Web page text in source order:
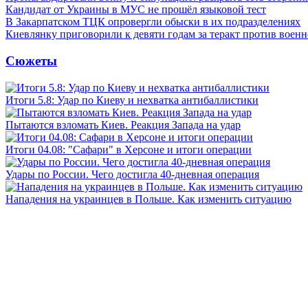
Кандидат от Украины в МУС не прошёл языковой тест
В Закарпатском ТЦК опровергли обыски в их подразделениях
Киевлянку приговорили к девяти годам за теракт против
Сюжеты
Итоги 5.8: Удар по Киеву и нехватка антибаллистики
Пытаются взломать Киев. Реакция Запада на удар
Итоги 04.08: "Сафари" в Херсоне и итоги операции
Удары по России. Чего достигла 40-дневная операция
Нападения на украинцев в Польше. Как изменить ситуацию